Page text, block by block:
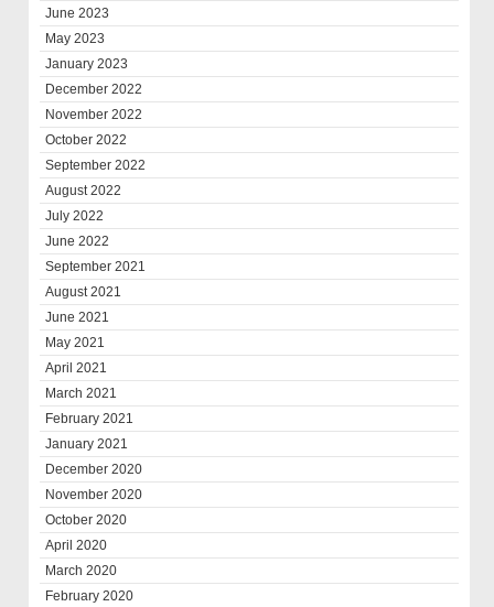
June 2023
May 2023
January 2023
December 2022
November 2022
October 2022
September 2022
August 2022
July 2022
June 2022
September 2021
August 2021
June 2021
May 2021
April 2021
March 2021
February 2021
January 2021
December 2020
November 2020
October 2020
April 2020
March 2020
February 2020